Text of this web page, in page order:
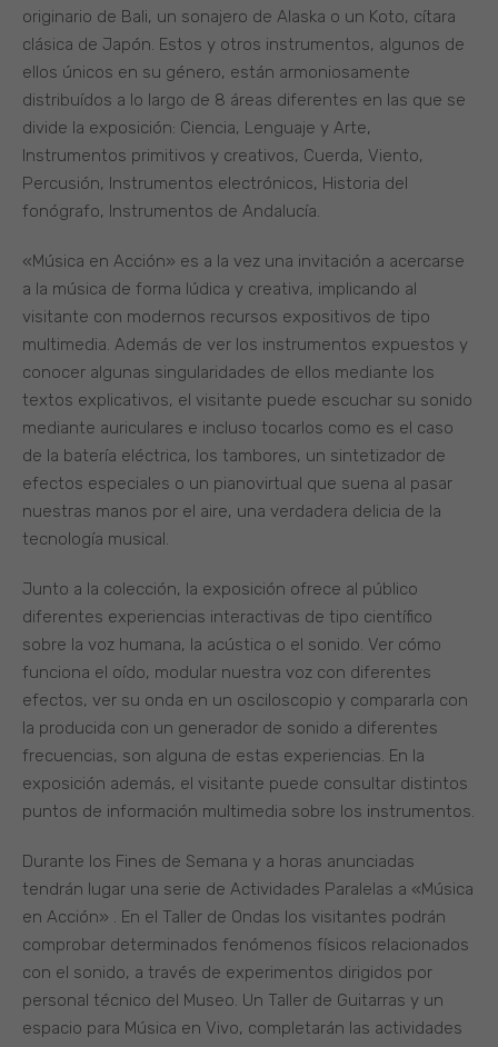
originario de Bali, un sonajero de Alaska o un Koto, cítara
clásica de Japón. Estos y otros instrumentos, algunos de
ellos únicos en su género, están armoniosamente
distribuídos a lo largo de 8 áreas diferentes en las que se
divide la exposición: Ciencia, Lenguaje y Arte,
Instrumentos primitivos y creativos, Cuerda, Viento,
Percusión, Instrumentos electrónicos, Historia del
fonógrafo, Instrumentos de Andalucía.
«Música en Acción» es a la vez una invitación a acercarse
a la música de forma lúdica y creativa, implicando al
visitante con modernos recursos expositivos de tipo
multimedia. Además de ver los instrumentos expuestos y
conocer algunas singularidades de ellos mediante los
textos explicativos, el visitante puede escuchar su sonido
mediante auriculares e incluso tocarlos como es el caso
de la batería eléctrica, los tambores, un sintetizador de
efectos especiales o un pianovirtual que suena al pasar
nuestras manos por el aire, una verdadera delicia de la
tecnología musical.
Junto a la colección, la exposición ofrece al público
diferentes experiencias interactivas de tipo científico
sobre la voz humana, la acústica o el sonido. Ver cómo
funciona el oído, modular nuestra voz con diferentes
efectos, ver su onda en un osciloscopio y compararla con
la producida con un generador de sonido a diferentes
frecuencias, son alguna de estas experiencias. En la
exposición además, el visitante puede consultar distintos
puntos de información multimedia sobre los instrumentos.
Durante los Fines de Semana y a horas anunciadas
tendrán lugar una serie de Actividades Paralelas a «Música
en Acción» . En el Taller de Ondas los visitantes podrán
comprobar determinados fenómenos físicos relacionados
con el sonido, a través de experimentos dirigidos por
personal técnico del Museo. Un Taller de Guitarras y un
espacio para Música en Vivo, completarán las actividades